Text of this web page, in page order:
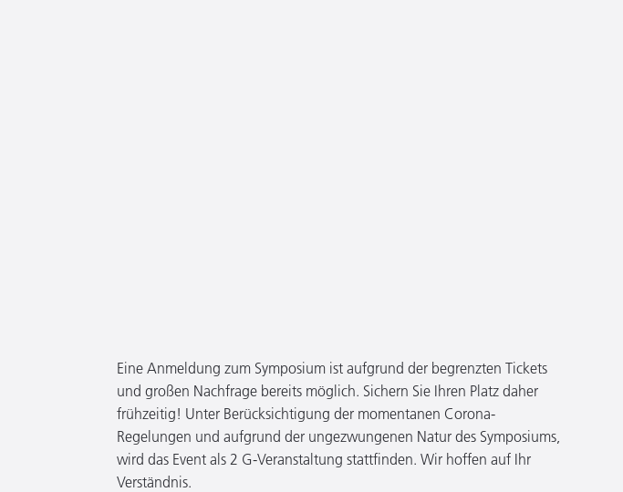
Eine Anmeldung zum Symposium ist aufgrund der begrenzten Tickets
und großen Nachfrage bereits möglich. Sichern Sie Ihren Platz daher
frühzeitig! Unter Berücksichtigung der momentanen Corona-
Regelungen und aufgrund der ungezwungenen Natur des Symposiums,
wird das Event als 2 G-Veranstaltung stattfinden. Wir hoffen auf Ihr
Verständnis.